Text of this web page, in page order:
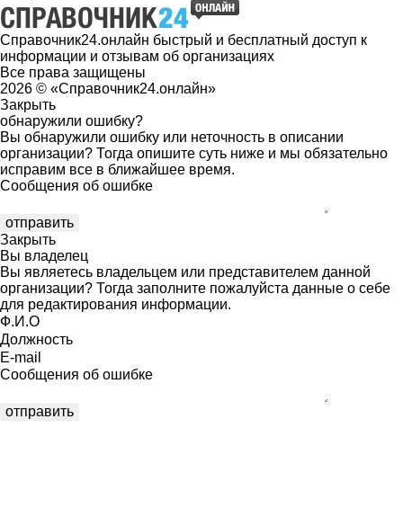
Справочник24.онлайн быстрый и бесплатный доступ к
информации и отзывам об организациях
Все права защищены
2026 © «Справочник24.онлайн»
Закрыть
обнаружили ошибку?
Вы обнаружили ошибку или неточность в описании
организации? Тогда опишите суть ниже и мы обязательно
исправим все в ближайшее время.
Сообщения об ошибке
Закрыть
Вы владелец
Вы являетесь владельцем или представителем данной
организации? Тогда заполните пожалуйста данные о себе
для редактирования информации.
Ф.И.О
Должность
E-mail
Сообщения об ошибке